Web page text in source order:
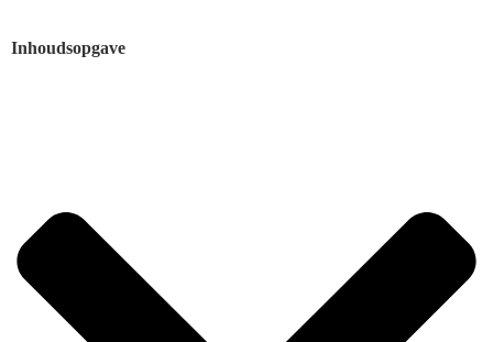
Inhoudsopgave